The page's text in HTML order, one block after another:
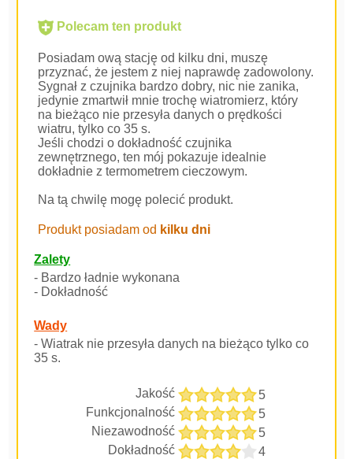
Polecam ten produkt
Posiadam ową stację od kilku dni, muszę
przyznać, że jestem z niej naprawdę zadowolony.
Sygnał z czujnika bardzo dobry, nic nie zanika,
jedynie zmartwił mnie trochę wiatromierz, który
na bieżąco nie przesyła danych o prędkości
wiatru, tylko co 35 s.
Jeśli chodzi o dokładność czujnika
zewnętrznego, ten mój pokazuje idealnie
dokładnie z termometrem cieczowym.
Na tą chwilę mogę polecić produkt.
Produkt posiadam od kilku dni
Zalety
- Bardzo ładnie wykonana
- Dokładność
Wady
- Wiatrak nie przesyła danych na bieżąco tylko co
35 s.
Jakość
5
Funkcjonalność
5
Niezawodność
5
Dokładność
4